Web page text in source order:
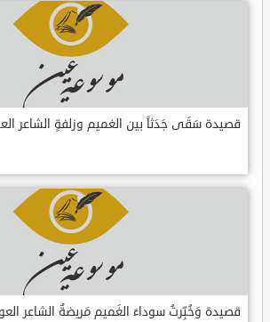
قصيدة سَقَى جَدَثاً بين الغميم وزلفةٍ الشاعر
قصيدة وَخُبِّرتُ سوداءَ الغَميم مَريضةٌ الشاعر